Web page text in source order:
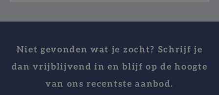
Niet gevonden wat je zocht? Schrijf je
dan vrijblijvend in en blijf op de hoogte
van ons recentste aanbod.